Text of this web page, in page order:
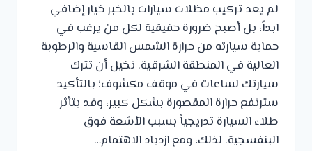
لم يعد تركيب مظلات سيارات بالخبر خيار إضافي
ابداً، بل أصبح ضرورة حقيقية لكل من يرغب في
حماية سيارته من حرارة الشمس القاسية والرطوبة
العالية في المنطقة الشرقية. تخيل أن تترك
سيارتك لساعات في موقف مكشوف؛ بالتأكيد
سترتفع حرارة المقصورة بشكل كبير، وقد يتأثر
طلاء السيارة تدريجياً بسبب الأشعة فوق
البنفسجية. لذلك، ومع ازدياد الاهتمام…